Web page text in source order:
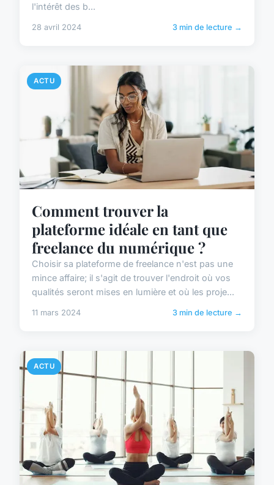
l'intérêt des b...
28 avril 2024 3 min de lecture →
ACTU
Comment trouver la
plateforme idéale en tant que
freelance du numérique ?
Choisir sa plateforme de freelance n'est pas une
mince affaire; il s'agit de trouver l'endroit où vos
qualités seront mises en lumière et où les proje...
11 mars 2024 3 min de lecture →
ACTU